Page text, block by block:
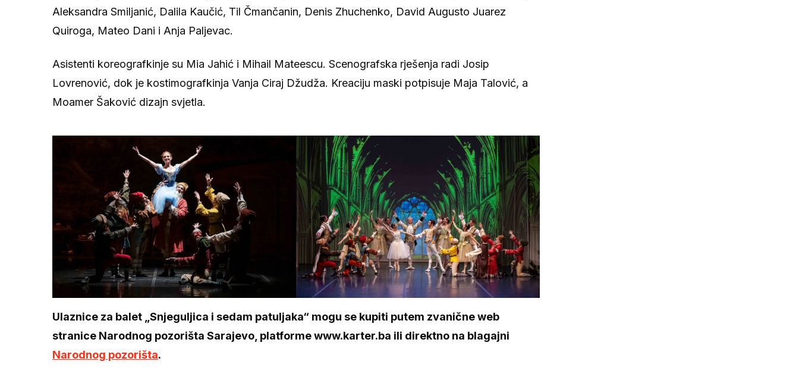
Aleksandra Smiljanić, Dalila Kaučić, Til Čmančanin, Denis Zhuchenko, David Augusto Juarez
Quiroga, Mateo Dani i Anja Paljevac.
Asistenti koreografkinje su Mia Jahić i Mihail Mateescu. Scenografska rješenja radi Josip
Lovrenović, dok je kostimografkinja Vanja Ciraj Džudža. Kreaciju maski potpisuje Maja Talović, a
Moamer Šaković dizajn svjetla.
Ulaznice za balet „Snjeguljica i sedam patuljaka“ mogu se kupiti putem zvanične web
stranice Narodnog pozorišta Sarajevo, platforme www.karter.ba ili direktno na blagajni
Narodnog pozorišta.